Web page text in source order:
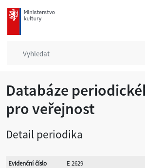
mkcr.cz
Databáze
pro veřejnost
Detail periodika
Evidenční číslo
E 2629